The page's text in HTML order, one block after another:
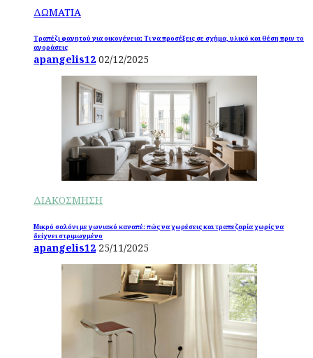
ΔΩΜΑΤΙΑ
Τραπέζι φαγητού για οικογένεια: Τι να προσέξεις σε σχήμα, υλικό και θέση πριν το
αγοράσεις
apangelis12 02/12/2025
ΔΙΑΚΟΣΜΗΣΗ
Μικρό σαλόνι με γωνιακό καναπέ: πώς να χωρέσεις και τραπεζαρία χωρίς να
δείχνει στριμωγμένο
apangelis12 25/11/2025